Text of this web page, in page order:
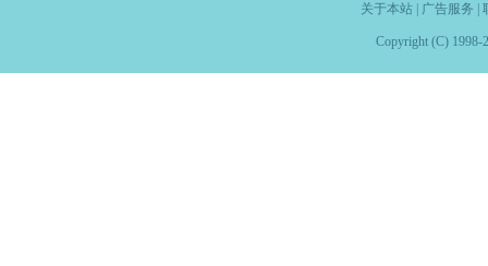
关于本站| 广告服务
Copyright (C) 1998-